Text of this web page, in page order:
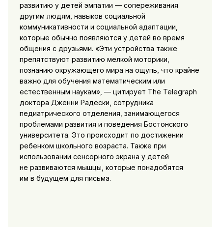
развитию у детей эмпатии — сопереживания
другим людям, навыков социальной
коммуникативности и социальной адаптации,
которые обычно появляются у детей во время
общения с друзьями. «Эти устройства также
препятствуют развитию мелкой моторики,
познанию окружающего мира на ощупь, что крайне
важно для обучения математическим или
естественным наукам», — цитирует The Telegraph
доктора Дженни Радески, сотрудника
педиатрического отделения, занимающегося
проблемами развития и поведения Бостонского
университета. Это происходит по достижении
ребенком школьного возраста. Также при
использовании сенсорного экрана у детей
не развиваются мышцы, которые понадобятся
им в будущем для письма.